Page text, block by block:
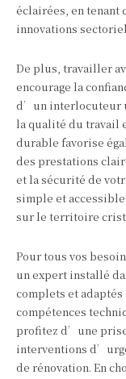
éclairées, en tenant
innovations
De plus, travailler
encourage la
d’un interlocuteur
la qualité du travail
durable favorise
des prestations
et la sécurité de
simple et
sur le territoire
Pour tous vos
un expert installé
complets et adaptés
compétences
profitez d’une prise
interventions
de rénovation. En